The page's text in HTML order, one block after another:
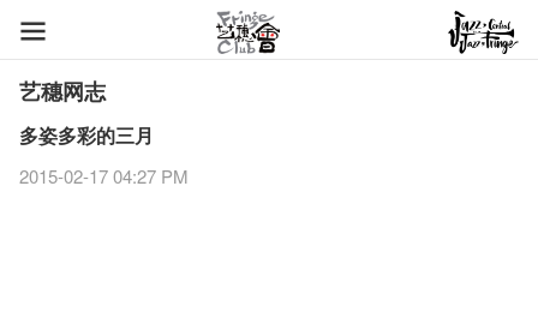
艺穗网志
多姿多彩的三月
2015-02-17 04:27 PM